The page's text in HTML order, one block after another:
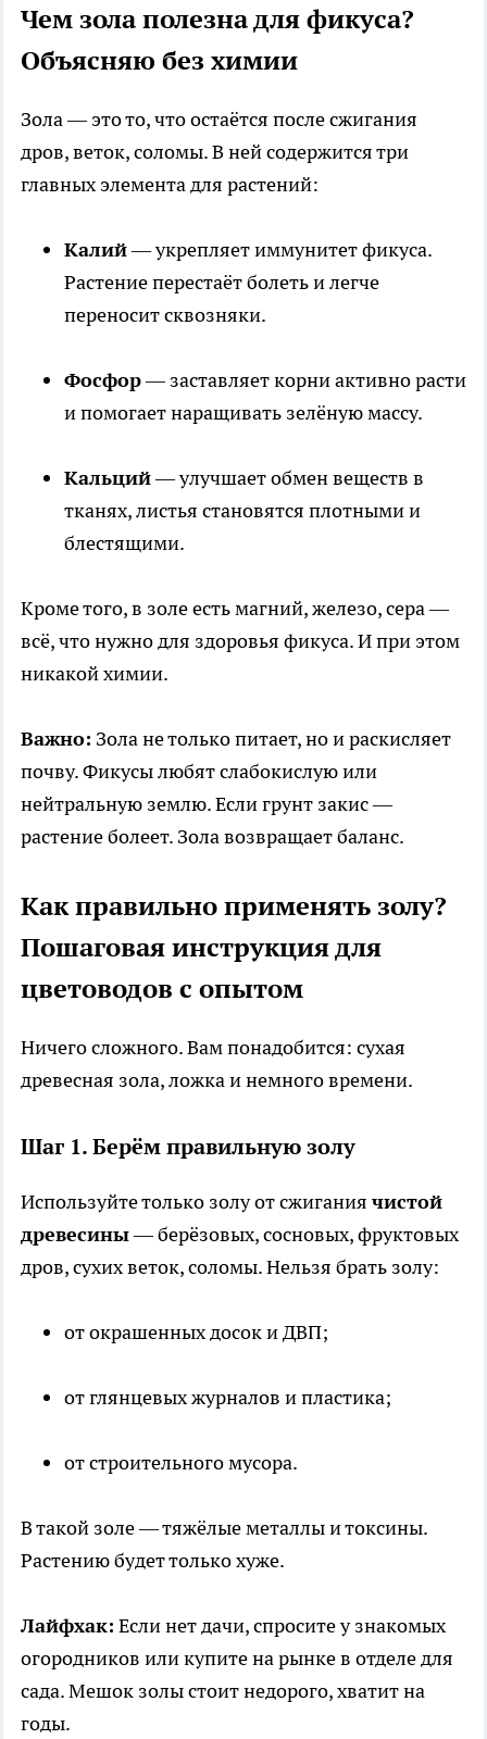
Чем зола полезна для фикуса?
Объясняю без химии
Зола — это то, что остаётся после сжигания
дров, веток, соломы. В ней содержится три
главных элемента для растений:
Калий— укрепляет иммунитет фикуса.
Растение перестаёт болеть и легче
переносит сквозняки.
Фосфор— заставляет корни активно расти
и помогает наращивать зелёную массу.
Кальций— улучшает обмен веществ в
тканях, листья становятся плотными и
блестящими.
Кроме того, в золе есть магний, железо, сера —
всё, что нужно для здоровья фикуса. И при этом
никакой химии.
Важно: Зола не только питает, но и раскисляет
почву. Фикусы любят слабокислую или
нейтральную землю. Если грунт закис —
растение болеет. Зола возвращает баланс.
Как правильно применять золу?
Пошаговая инструкция для
цветоводов с опытом
Ничего сложного. Вам понадобится: сухая
древесная зола, ложка и немного времени.
Шаг 1. Берём правильную золу
Используйте только золу от сжигания чистой
древесины— берёзовых, сосновых, фруктовых
дров, сухих веток, соломы. Нельзя брать золу:
от окрашенных досок и ДВП;
от глянцевых журналов и пластика;
от строительного мусора.
В такой золе — тяжёлые металлы и токсины.
Растению будет только хуже.
Лайфхак: Если нет дачи, спросите у знакомых
огородников или купите на рынке в отделе для
сада. Мешок золы стоит недорого, хватит на
годы.